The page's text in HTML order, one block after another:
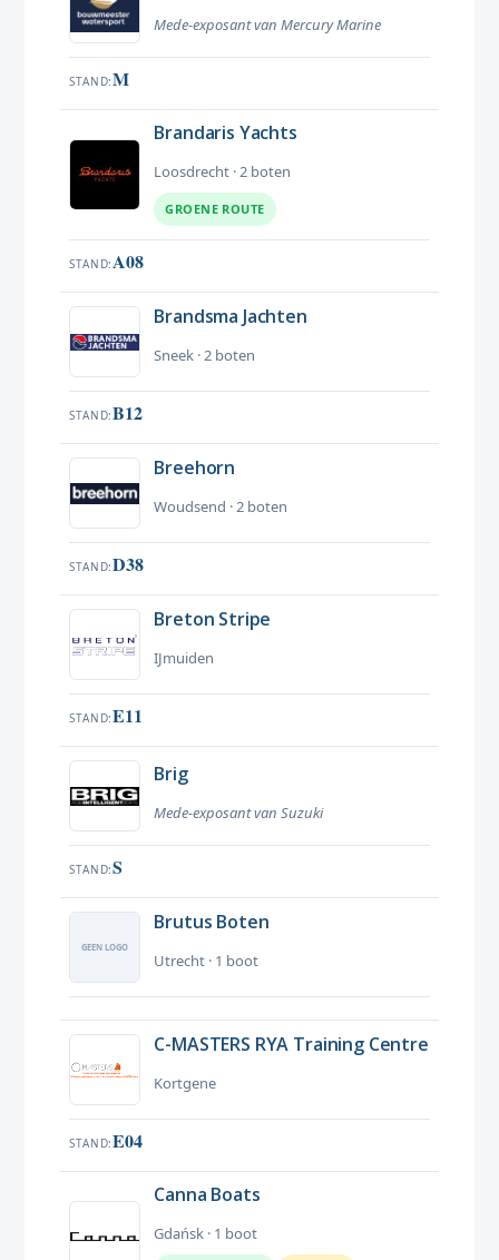
Mede-exposant van Mercury Marine
STAND M
Brandaris Yachts
Loosdrecht · 2 boten
GROENE ROUTE
STAND A08
Brandsma Jachten
Sneek · 2 boten
STAND B12
Breehorn
Woudsend · 2 boten
STAND D38
Breton Stripe
IJmuiden
STAND E11
Brig
Mede-exposant van Suzuki
STAND S
Brutus Boten
Utrecht · 1 boot
C-MASTERS RYA Training Centre
Kortgene
STAND E04
Canna Boats
Gdańsk · 1 boot